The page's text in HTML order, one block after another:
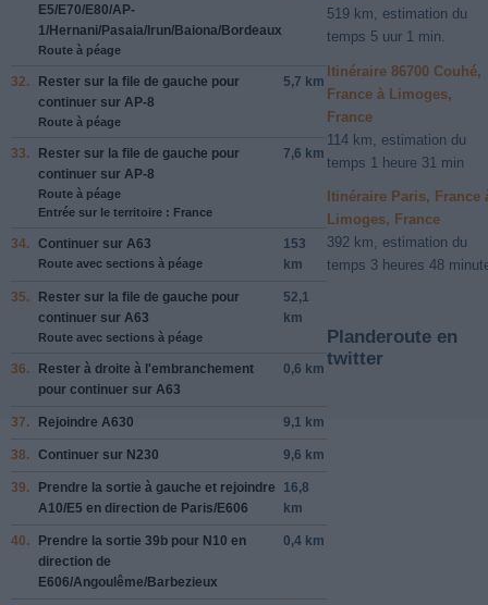
E5/E70/E80/AP-
1/Hernani/Pasaia/Irun/Baiona/Bordeaux
Route à péage
32. Rester sur la file de gauche pour
continuer sur AP-8
Route à péage
5,7 km
33. Rester sur la file de gauche pour
continuer sur AP-8
Route à péage
Entrée sur le territoire : France
7,6 km
34. Continuer sur A63
Route avec sections à péage
153
km
35. Rester sur la file de gauche pour
continuer sur A63
Route avec sections à péage
52,1
km
36. Rester à droite à l'embranchement
pour continuer sur A63
0,6 km
37. Rejoindre A630 9,1 km
38. Continuer sur N230 9,6 km
39. Prendre la sortie à gauche et rejoindre
A10/E5 en direction de Paris/E606
16,8
km
40. Prendre la sortie 39b pour N10 en
direction de
E606/Angoulême/Barbezieux
0,4 km
519 km, estimation du
temps 5 uur 1 min.
Itinéraire 86700 Couhé,
France à Limoges,
France
114 km, estimation du
temps 1 heure 31 min
Itinéraire Paris, France
Limoges, France
392 km, estimation du
temps 3 heures 48
Planderoute en
twitter